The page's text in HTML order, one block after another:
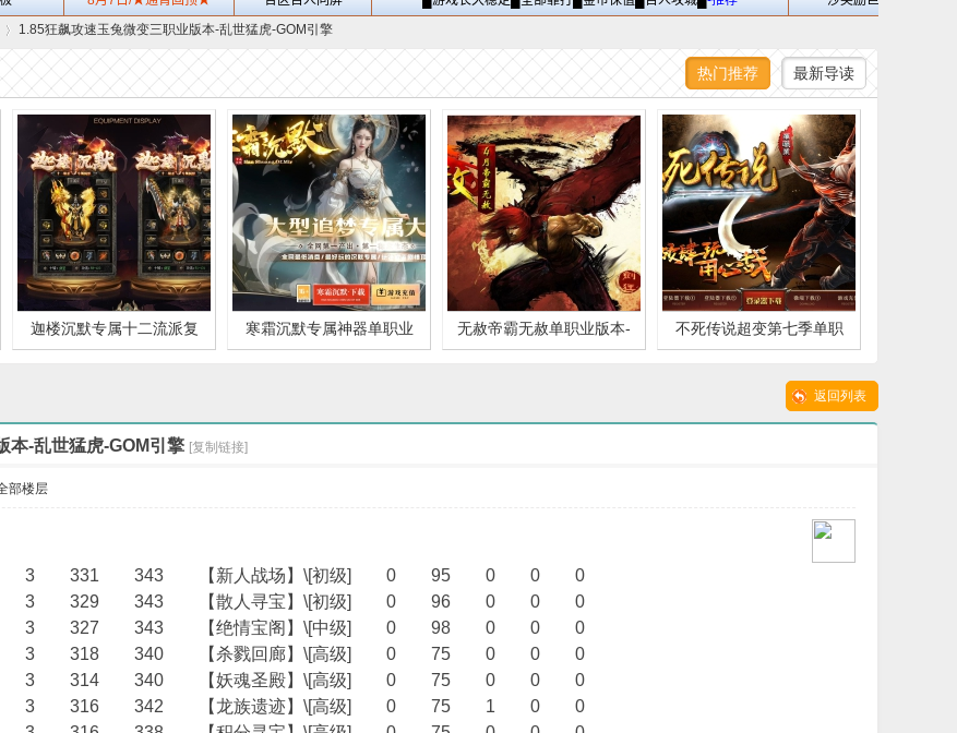
1.85狂飙攻速玉兔微变三职业版本-乱世猛虎-GOM引擎
热门推荐 最新导读
迦楼沉默专属十二流派复
寒霜沉默专属神器单职业
无赦帝霸无赦单职业版本-
不死传说超变第七季单职
返回列表
本-乱世猛虎-GOM引擎 [复制链接]
部楼层
人战场 3 331 343 【新人战场】\[初级] 0 95 0 0 0
人寻宝 3 329 343 【散人寻宝】\[初级] 0 96 0 0 0
情宝阁 3 327 343 【绝情宝阁】\[中级] 0 98 0 0 0
戮回廊 3 318 340 【杀戮回廊】\[高级] 0 75 0 0 0
魂圣殿 3 314 340 【妖魂圣殿】\[高级] 0 75 0 0 0
族遗迹 3 316 342 【龙族遗迹】\[高级] 0 75 1 0 0